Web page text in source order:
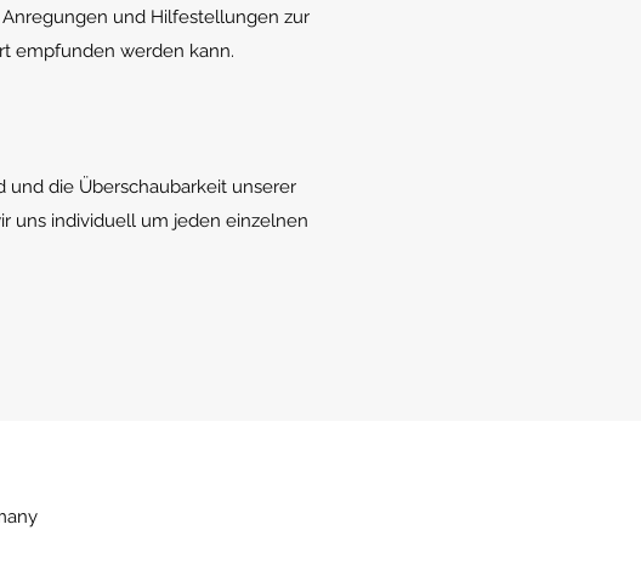
und Hilfestellungen zur
empfunden werden kann.
und die Überschaubarkeit unserer
uns individuell um jeden einzelnen